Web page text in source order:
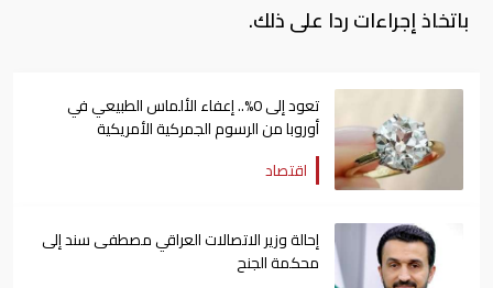
باتخاذ إجراءات ردا على ذلك.
تعود إلى 0%.. إعفاء الألماس الطبيعي في
أوروبا من الرسوم الجمركية الأمريكية
اقتصاد
إحالة وزير الاتصالات العراقي مصطفى سند إلى
محكمة الجنح